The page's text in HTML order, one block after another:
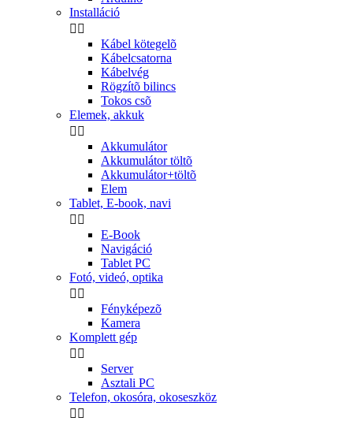
Installáció
 
Kábel kötegelõ
Kábelcsatorna
Kábelvég
Rögzítõ bilincs
Tokos csõ
Elemek, akkuk
 
Akkumulátor
Akkumulátor töltõ
Akkumulátor+töltõ
Elem
Tablet, E-book, navi
 
E-Book
Navigáció
Tablet PC
Fotó, videó, optika
 
Fényképezõ
Kamera
Komplett gép
 
Server
Asztali PC
Telefon, okosóra, okoseszköz
 